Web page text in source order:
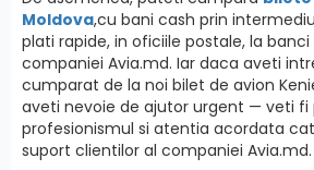
Moldova,cu bani cash prin
plati rapide, in oficiile postale, la banci
companiei Avia.md. Iar daca aveti
cumparat de la noi bilet de avion
aveti nevoie de ajutor urgent — veti fi
profesionismul si atentia acordata
suport clientilor al companiei Avia.md.